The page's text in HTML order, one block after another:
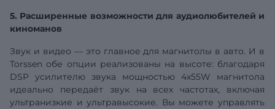
5. Расширенные возможности для аудиолюбителей и
киноманов
Звук и видео — это главное для магнитолы в авто. И в
Torssen обе опции реализованы на высоте: благодаря
DSP усилителю звука мощностью 4х55W магнитола
идеально передаёт звук на всех частотах, включая
ультранизкие и ультравысокие. Вы можете управлять